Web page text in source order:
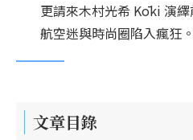
更請來木村光希 Kōki 演
航空迷與時尚圈陷入瘋狂。
文章目錄